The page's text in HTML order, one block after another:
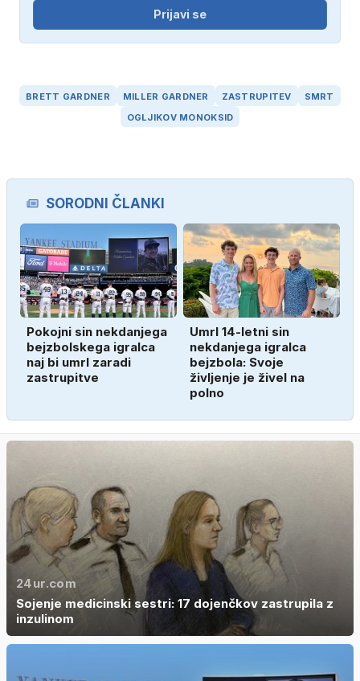
Prijavi se
BRETT GARDNER MILLER GARDNER ZASTRUPITEV
SMRT
OGLJIKOV MONOKSID
SORODNI ČLANKI
Pokojni sin nekdanjega
bejzbolskega igralca
naj bi umrl zaradi
zastrupitve
Umrl 14-letni sin
nekdanjega igralca
bejzbola: Svoje
življenje je živel na
polno
24ur.com
Sojenje medicinski sestri: 17 dojenčkov zastrupila z
inzulinom